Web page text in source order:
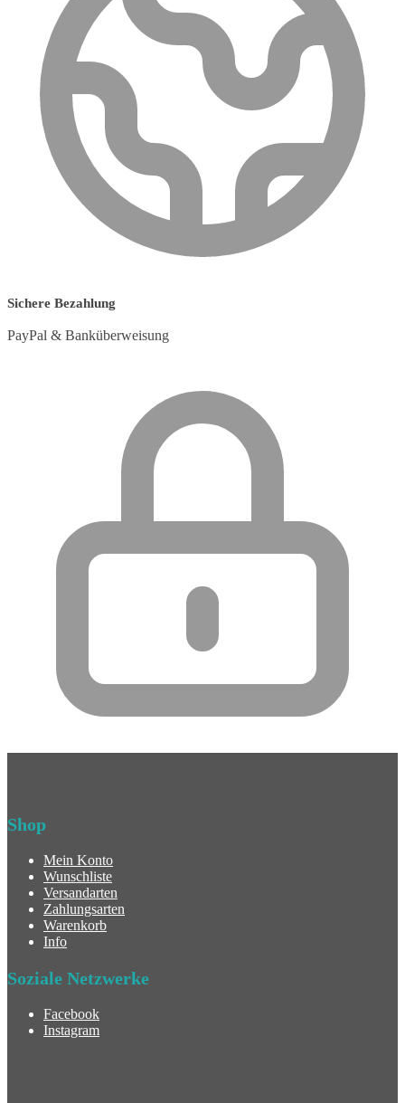
Sichere Bezahlung
PayPal & Banküberweisung
Shop
Mein Konto
Wunschliste
Versandarten
Zahlungsarten
Warenkorb
Info
Soziale Netzwerke
Facebook
Instagram